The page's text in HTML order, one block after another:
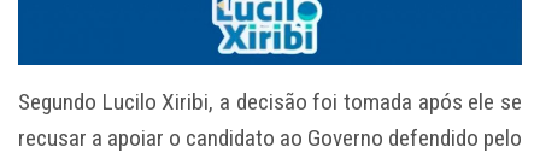
Segundo Lucilo Xiribi, a decisão foi tomada após ele se
recusar a apoiar o candidato ao Governo defendido pelo